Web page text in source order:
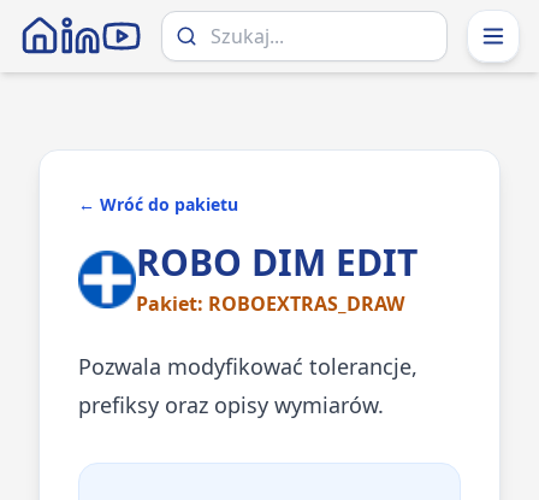
← Wróć do pakietu
ROBO DIM EDIT
Pakiet: ROBOEXTRAS_DRAW
Pozwala modyfikować tolerancje,
prefiksy oraz opisy wymiarów.